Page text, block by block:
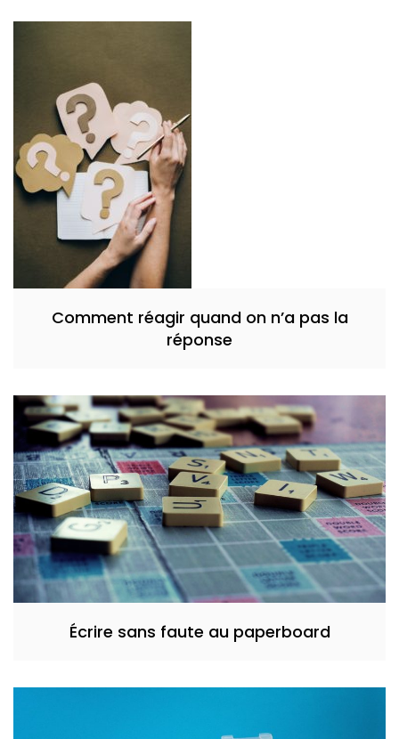
Comment réagir quand on n’a pas la
réponse
Écrire sans faute au paperboard